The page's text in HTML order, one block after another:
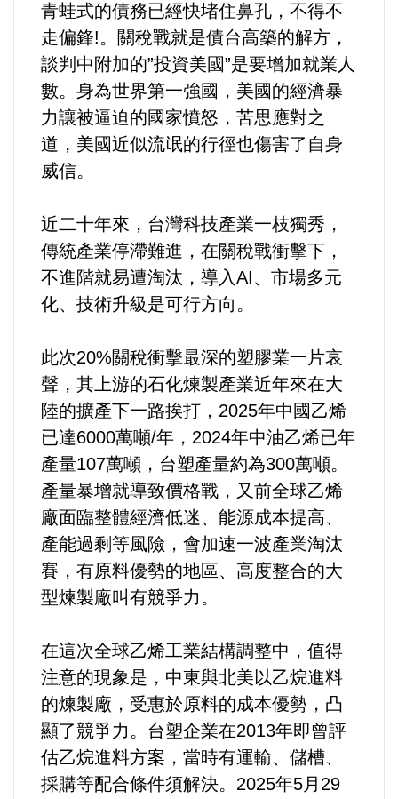
選舉/民調
觀光旅遊
生物科技
出版（影音/圖書/雜誌）
發明/專利
文化資產/文物保護
旅館/民宿
好人好事/人物介紹
青蛙式的債務已經快堵住鼻孔，不得不
走偏鋒!。關稅戰就是債台高築的解方，
談判中附加的”投資美國”是要增加就業人
數。身為世界第一強國，美國的經濟暴
力讓被逼迫的國家憤怒，苦思應對之
道，美國近似流氓的行徑也傷害了自身
威信。
近二十年來，台灣科技產業一枝獨秀，
傳統產業停滯難進，在關稅戰衝擊下，
不進階就易遭淘汰，導入AI、市場多元
化、技術升級是可行方向。
此次20%關稅衝擊最深的塑膠業一片哀
聲，其上游的石化煉製產業近年來在大
陸的擴產下一路挨打，2025年中國乙烯
已達6000萬噸/年，2024年中油乙烯已年
產量107萬噸，台塑產量約為300萬噸。
產量暴增就導致價格戰，又前全球乙烯
廠面臨整體經濟低迷、能源成本提高、
產能過剩等風險，會加速一波產業淘汰
賽，有原料優勢的地區、高度整合的大
型煉製廠叫有競爭力。
在這次全球乙烯工業結構調整中，值得
注意的現象是，中東與北美以乙烷進料
的煉製廠，受惠於原料的成本優勢，凸
顯了競爭力。台塑企業在2013年即曾評
估乙烷進料方案，當時有運輸、儲槽、
採購等配合條件須解決。2025年5月29